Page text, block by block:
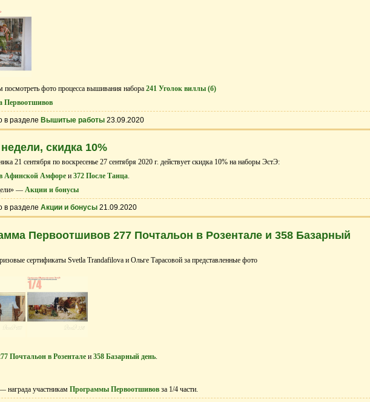
посмотреть фото процесса вышивания набора 241 Уголок виллы (б)
Первоотшивов
в разделе Вышитые работы 23.09.2020
скидка 10%
21 сентября по воскресенье 27 сентября 2020 г. действует скидка 10% на наборы ЭстЭ:
Афинской Амфоре и 372 После Танца.
— Акции и бонусы
в разделе Акции и бонусы 21.09.2020
Первоотшивов 277 Почтальон в Розентале и 358 Базарный
сертификаты Svetla Trandafilova и Ольге Тарасовой за представленные фото
Почтальон в Розентале и 358 Базарный день.
награда участникам Программы Первоотшивов за 1/4 части.